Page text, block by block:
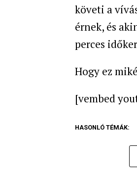
követi a
érnek, és
perces
Hogy ez
[vembed
HASONLÓ TÉMÁK: